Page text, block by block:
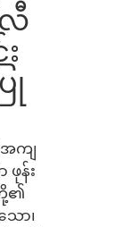
လီ
ကျ
ဖုန်း
တို့၏
ာ၊